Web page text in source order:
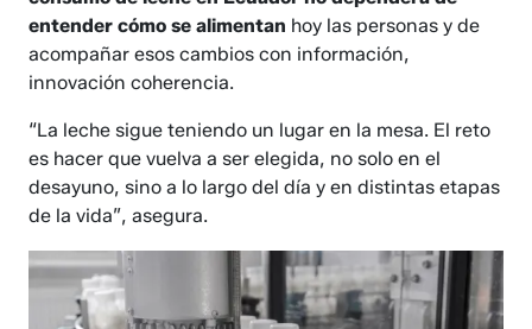
entender cómo se alimentan hoy las personas y de
acompañar esos cambios con información,
innovación coherencia.
“La leche sigue teniendo un lugar en la mesa. El reto
es hacer que vuelva a ser elegida, no solo en el
desayuno, sino a lo largo del día y en distintas etapas
de la vida”, asegura.